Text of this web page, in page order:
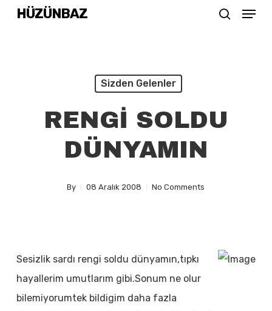
SkipHÜZÜNBAZ Menu
Sizden Gelenler
RENGİ SOLDU
DÜNYAMIN
By 08 Aralık 2008 No Comments
Sesizlik sardı rengi soldu dünyamın,tıpkı
hayallerim umutlarım gibi.Sonum ne olur
bilemiyorumtek bildigim daha fazla